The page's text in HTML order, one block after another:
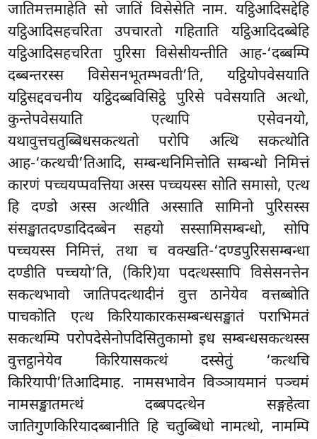
जातिमत्तमाहेति सो जातिं विसेसेति नाम. यट्ठिआदिसद्देहि
यट्ठिआदिसहचरिता उपचारतो गहिताति यट्ठिआदिदब्बेहि
यट्ठिआदिसहचरिता पुरिसा विसेसीयन्तीति आह-‘दब्बम्पि
दब्बन्तरस्स विसेसनभूतम्भवती’ति, यट्ठियोपवेसयाति
यट्ठिसद्दवचनीय यट्ठिदब्बविसिट्ठे पुरिसे पवेसयाति अत्थो,
कुन्तेपवेसयाति एत्थापि एसेवनयो,
यथावुत्तचतुब्बिधसकत्थतो परोपि अत्थि सकत्थोति
आह-‘कत्थची’तिआदि, सम्बन्धनिमित्तोति सम्बन्धो निमित्तं
कारणं पच्चयप्पवत्तिया अस्स पच्चयस्स सोति समासो, एत्थ
हि दण्डो अस्स अत्थीति अस्साति सामिनो पुरिसस्स
संसङ्खातदण्डादिदब्बेन सहयो सस्सामिसम्बन्धो, सोपि
पच्चयस्स निमित्तं, तथा च वक्खति-‘दण्डपुरिससम्बन्धा
दण्डीति पच्चयो’ति, (किरि)या पदत्थस्सापि विसेसनत्तेन
सकत्थभावो जातिपदत्थादीनं वुत्त ठानेयेव वत्तब्बोति
पाचकोति एत्थ किरियाकारकसम्बन्धसङ्खातं पराभिमतं
सकत्थम्पि परोपदेसेनोपदिसितुकामो इध सम्बन्धसकत्थस्स
वुत्तट्ठानेयेव किरियासकत्थं दस्सेतुं ‘कत्थचि
किरियापी’तिआदिमाह. नामसभावेन विञ्ञायमानं पञ्चमं
नामसङ्खातमत्थं दब्बपदत्थेन सङ्गहेत्वा
जातिगुणकिरियादब्बानीति हि चतुब्बिधो नामत्थो, नामम्पि